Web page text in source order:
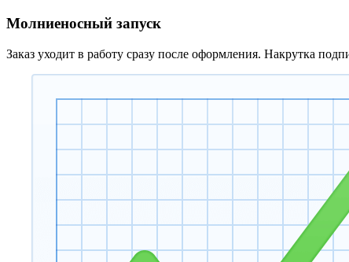
Молниеносный запуск
Заказ уходит в работу сразу после оформления. Накрутка